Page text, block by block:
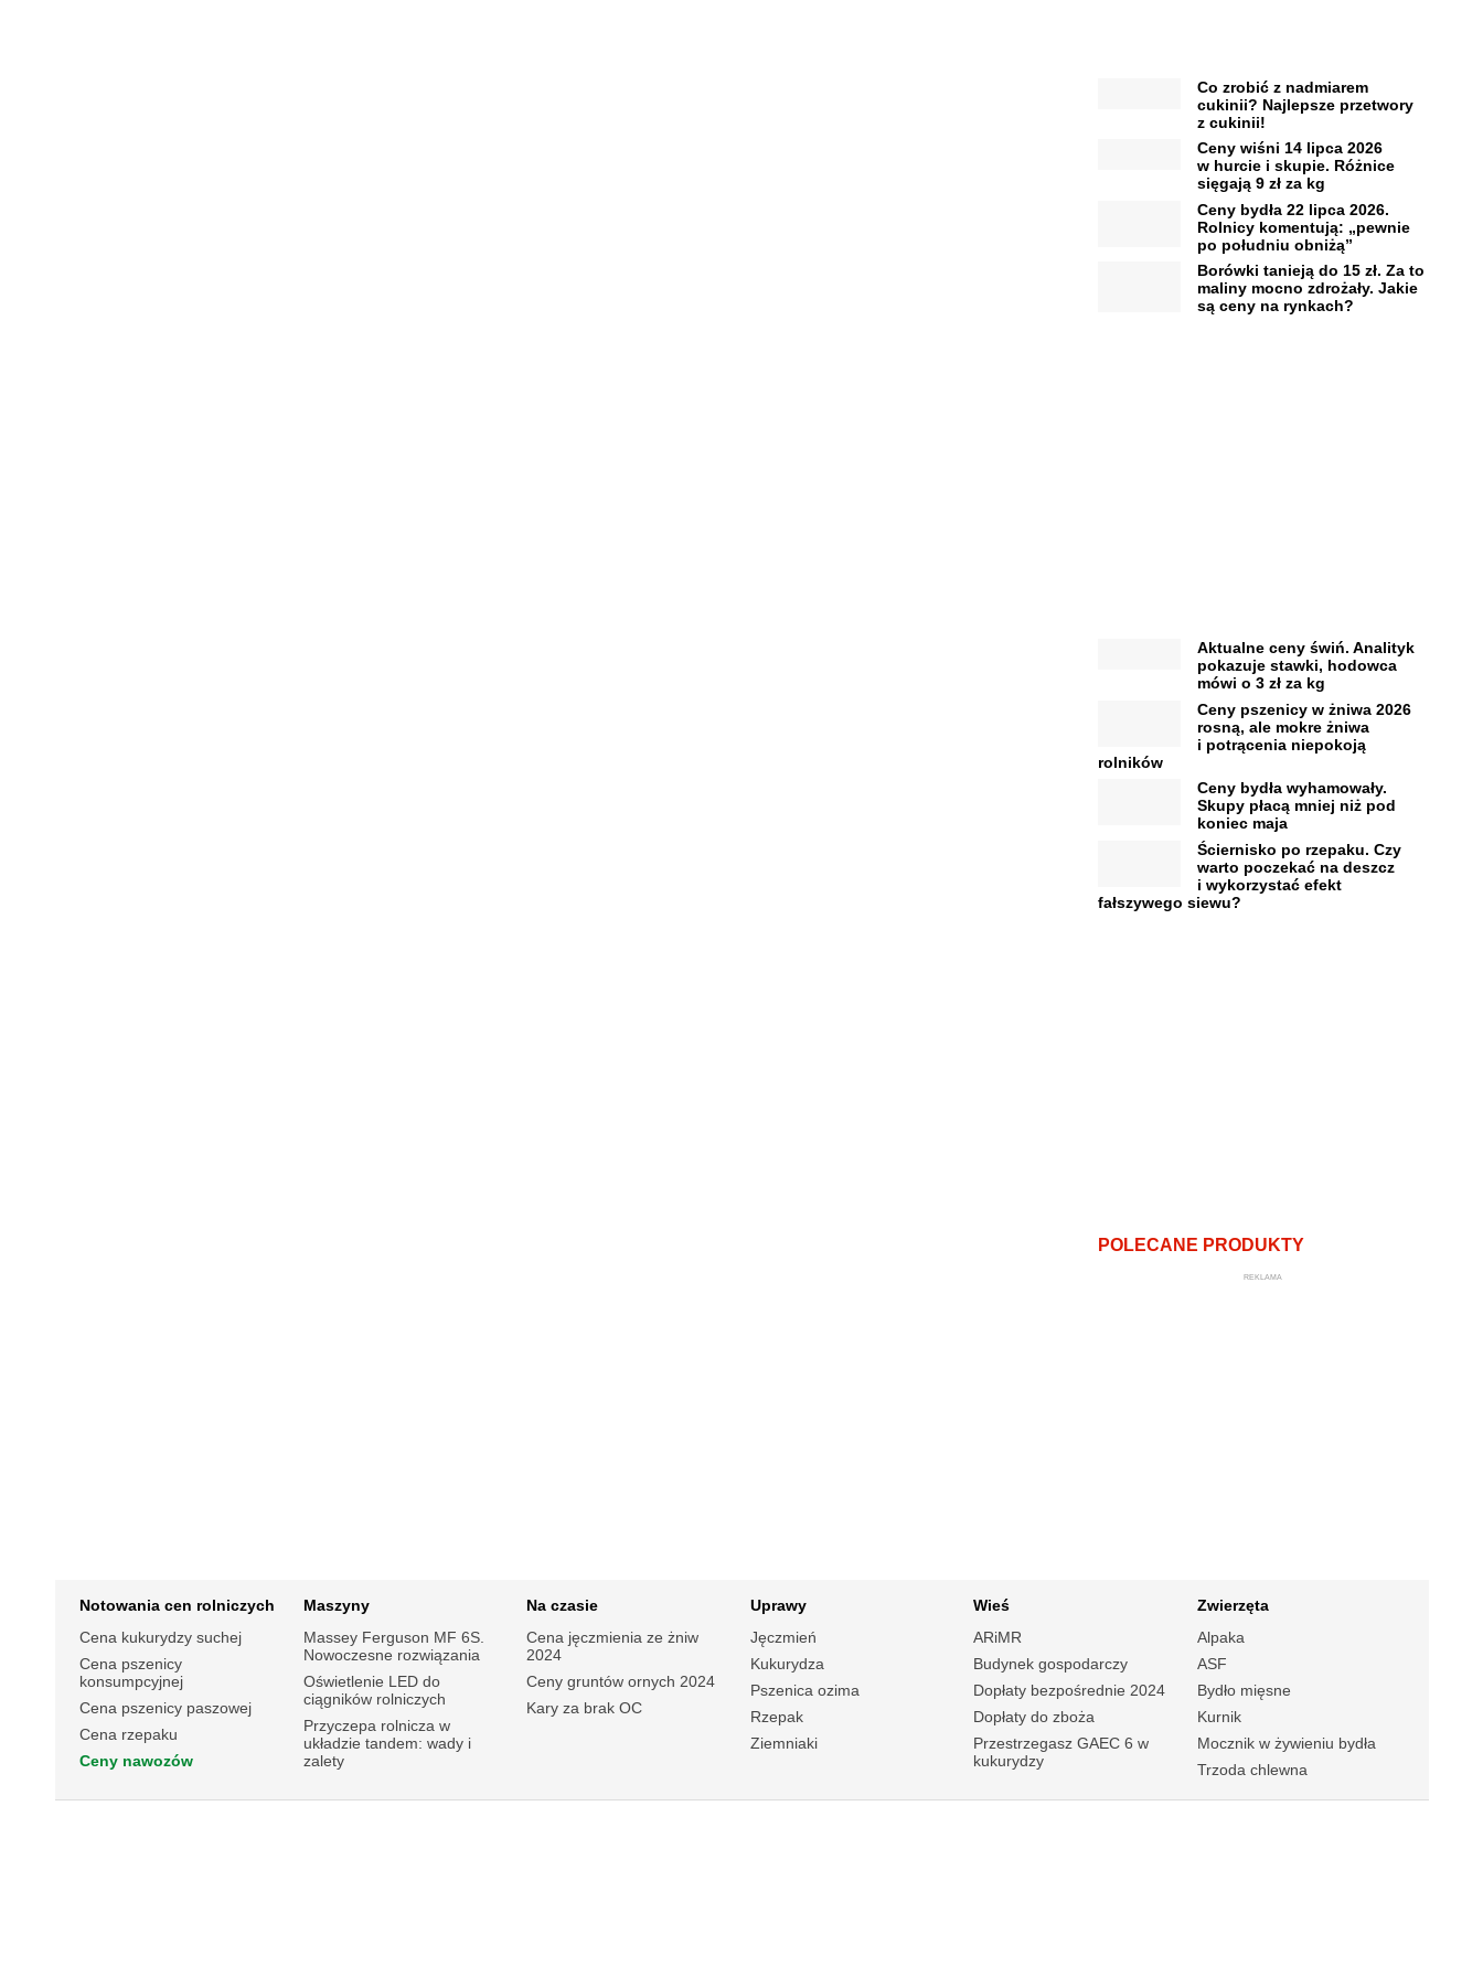
Co zrobić z nadmiarem
cukinii? Najlepsze przetwory
z cukinii!
Ceny wiśni 14 lipca 2026
w hurcie i skupie. Różnice
sięgają 9 zł za kg
Ceny bydła 22 lipca 2026.
Rolnicy komentują: „pewnie
po południu obniżą”
Borówki tanieją do 15 zł. Za to
maliny mocno zdrożały. Jakie
są ceny na rynkach?
Aktualne ceny świń. Analityk
pokazuje stawki, hodowca
mówi o 3 zł za kg
Ceny pszenicy w żniwa 2026
rosną, ale mokre żniwa
i potrącenia niepokoją
rolników
Ceny bydła wyhamowały.
Skupy płacą mniej niż pod
koniec maja
Ściernisko po rzepaku. Czy
warto poczekać na deszcz
i wykorzystać efekt
fałszywego siewu?
POLECANE PRODUKTY
REKLAMA
Notowania cen rolniczych
Cena kukurydzy suchej
Cena pszenicy
konsumpcyjnej
Cena pszenicy paszowej
Cena rzepaku
Ceny nawozów
Maszyny
Massey Ferguson MF 6S.
Nowoczesne rozwiązania
Oświetlenie LED do
ciągników rolniczych
Przyczepa rolnicza w
układzie tandem: wady i
zalety
Na czasie
Cena jęczmienia ze żniw
2024
Ceny gruntów ornych 2024
Kary za brak OC
Uprawy
Jęczmień
Kukurydza
Pszenica ozima
Rzepak
Ziemniaki
Wieś
ARiMR
Budynek gospodarczy
Dopłaty bezpośrednie 2024
Dopłaty do zboża
Przestrzegasz GAEC 6 w
kukurydzy
Zwierzęta
Alpaka
ASF
Bydło mięsne
Kurnik
Mocznik w żywieniu bydła
Trzoda chlewna